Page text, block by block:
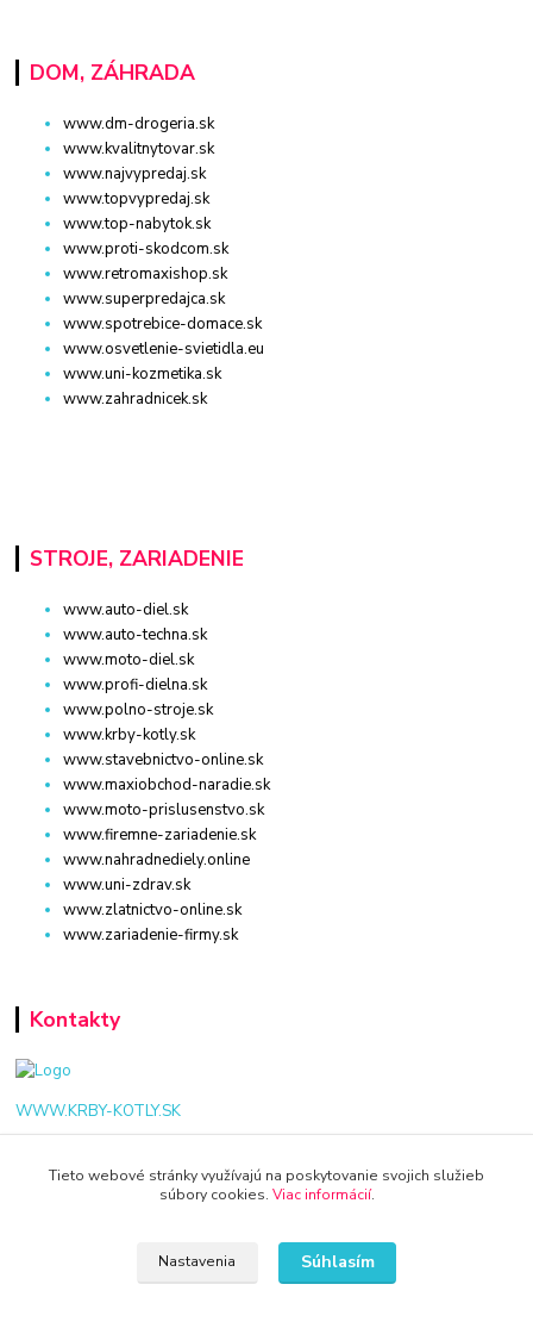
DOM, ZÁHRADA
www.dm-drogeria.sk
www.kvalitnytovar.sk
www.najvypredaj.sk
www.topvypredaj.sk
www.top-nabytok.sk
www.proti-skodcom.sk
www.retromaxishop.sk
www.superpredajca.sk
www.spotrebice-domace.sk
www.osvetlenie-svietidla.eu
www.uni-kozmetika.sk
www.zahradnicek.sk
STROJE, ZARIADENIE
www.auto-diel.sk
www.auto-techna.sk
www.moto-diel.sk
www.profi-dielna.sk
www.polno-stroje.sk
www.krby-kotly.sk
www.stavebnictvo-online.sk
www.maxiobchod-naradie.sk
www.moto-prislusenstvo.sk
www.firemne-zariadenie.sk
www.nahradnediely.online
www.uni-zdrav.sk
www.zlatnictvo-online.sk
www.zariadenie-firmy.sk
Kontakty
WWW.KRBY-KOTLY.SK
Tieto webové stránky využívajú na poskytovanie svojich služieb
súbory cookies. Viac informácií.
Nastavenia Súhlasím